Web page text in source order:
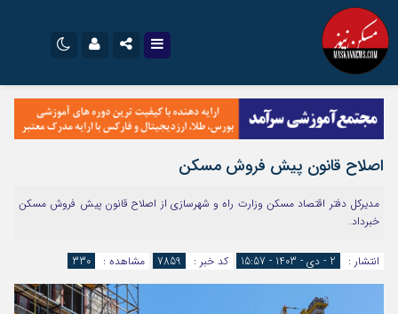
اینستاگرام
تلگرام
سروش
ایتا
آپارات
نام کاربری یا نشانی ایمیل
رمز عبور
اصلاح قانون پیش فروش مسکن
مدیرکل دفتر اقتصاد مسکن وزارت راه و شهرسازی از اصلاح قانون پیش فروش مسکن
خبرداد.
انتشار : 2 - دی - 1403 - 15:57 کد خبر : 7859 مشاهده : 330